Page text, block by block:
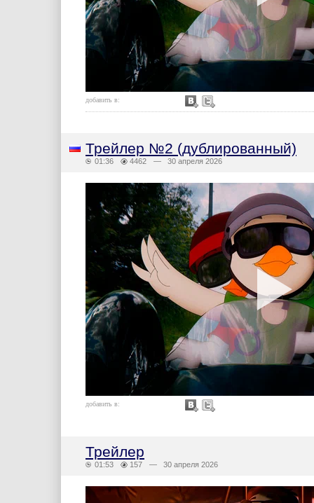
добавить в:
Трейлер №2 (дублированный)
01:36 4462 — 30 апреля 2026
добавить в:
Трейлер
01:53 157 — 30 апреля 2026